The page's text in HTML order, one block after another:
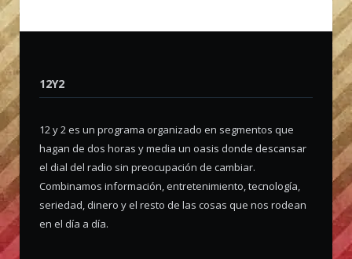
12Y2
12 y 2 es un programa organizado en segmentos que
hagan de dos horas y media un oasis donde descansar
el dial del radio sin preocupación de cambiar.
Combinamos información, entretenimiento, tecnología,
seriedad, dinero y el resto de las cosas que nos rodean
en el día a día.